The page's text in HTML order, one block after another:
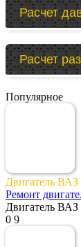
Расчет
Расчет
Популярное
Двигатель ВАЗ
Ремонт
Двигатель ВАЗ
0 9